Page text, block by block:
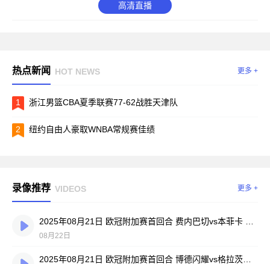
高清直播
热点新闻 HOT NEWS 更多 +
1 浙江男篮CBA夏季联赛77-62战胜天津队
2 纽约自由人豪取WNBA常规赛佳绩
录像推荐 VIDEOS 更多 +
08月22日